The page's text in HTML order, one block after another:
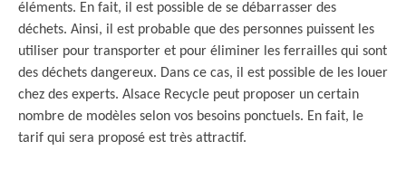
éléments. En fait, il est possible de se débarrasser des
déchets. Ainsi, il est probable que des personnes puissent les
utiliser pour transporter et pour éliminer les ferrailles qui sont
des déchets dangereux. Dans ce cas, il est possible de les louer
chez des experts. Alsace Recycle peut proposer un certain
nombre de modèles selon vos besoins ponctuels. En fait, le
tarif qui sera proposé est très attractif.